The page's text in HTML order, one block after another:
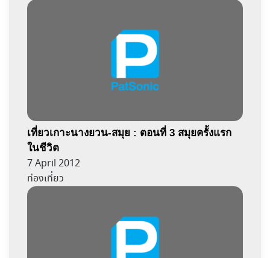
เที่ยวเกาะนางยวน-สมุย : ตอนที่ 3 สมุยครั้งแรก
ในชีวิต
7 April 2012
ท่องเที่ยว